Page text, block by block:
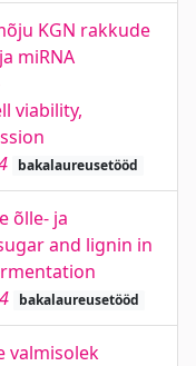
KGN rakkude
miRNA
viability,
bakalaureusetööd
õlle- ja
and lignin in
bakalaureusetööd
valmisolek